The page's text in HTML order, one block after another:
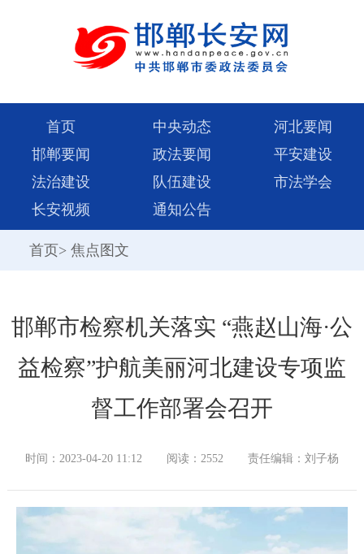
首页 中央动态
河北要闻
邯郸要闻
政法要闻
平安建设
法治建设
队伍建设
市法学会
长安视频
通知公告
首页> 焦点图文
邯郸市检察机关落实 “燕赵山海·公
益检察”护航美丽河北建设专项监
督工作部署会召开
时间：2023-04-20 11:12 阅读：2552 责任编辑：刘子杨